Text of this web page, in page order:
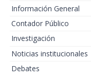
Información General
Contador Público
Investigación
Noticias institucionales
Debates